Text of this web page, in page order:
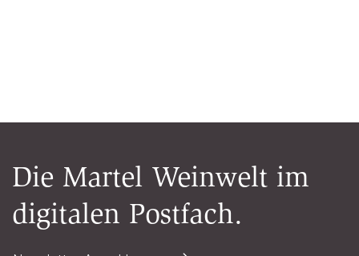
Die Martel Weinwelt im
digitalen Postfach.